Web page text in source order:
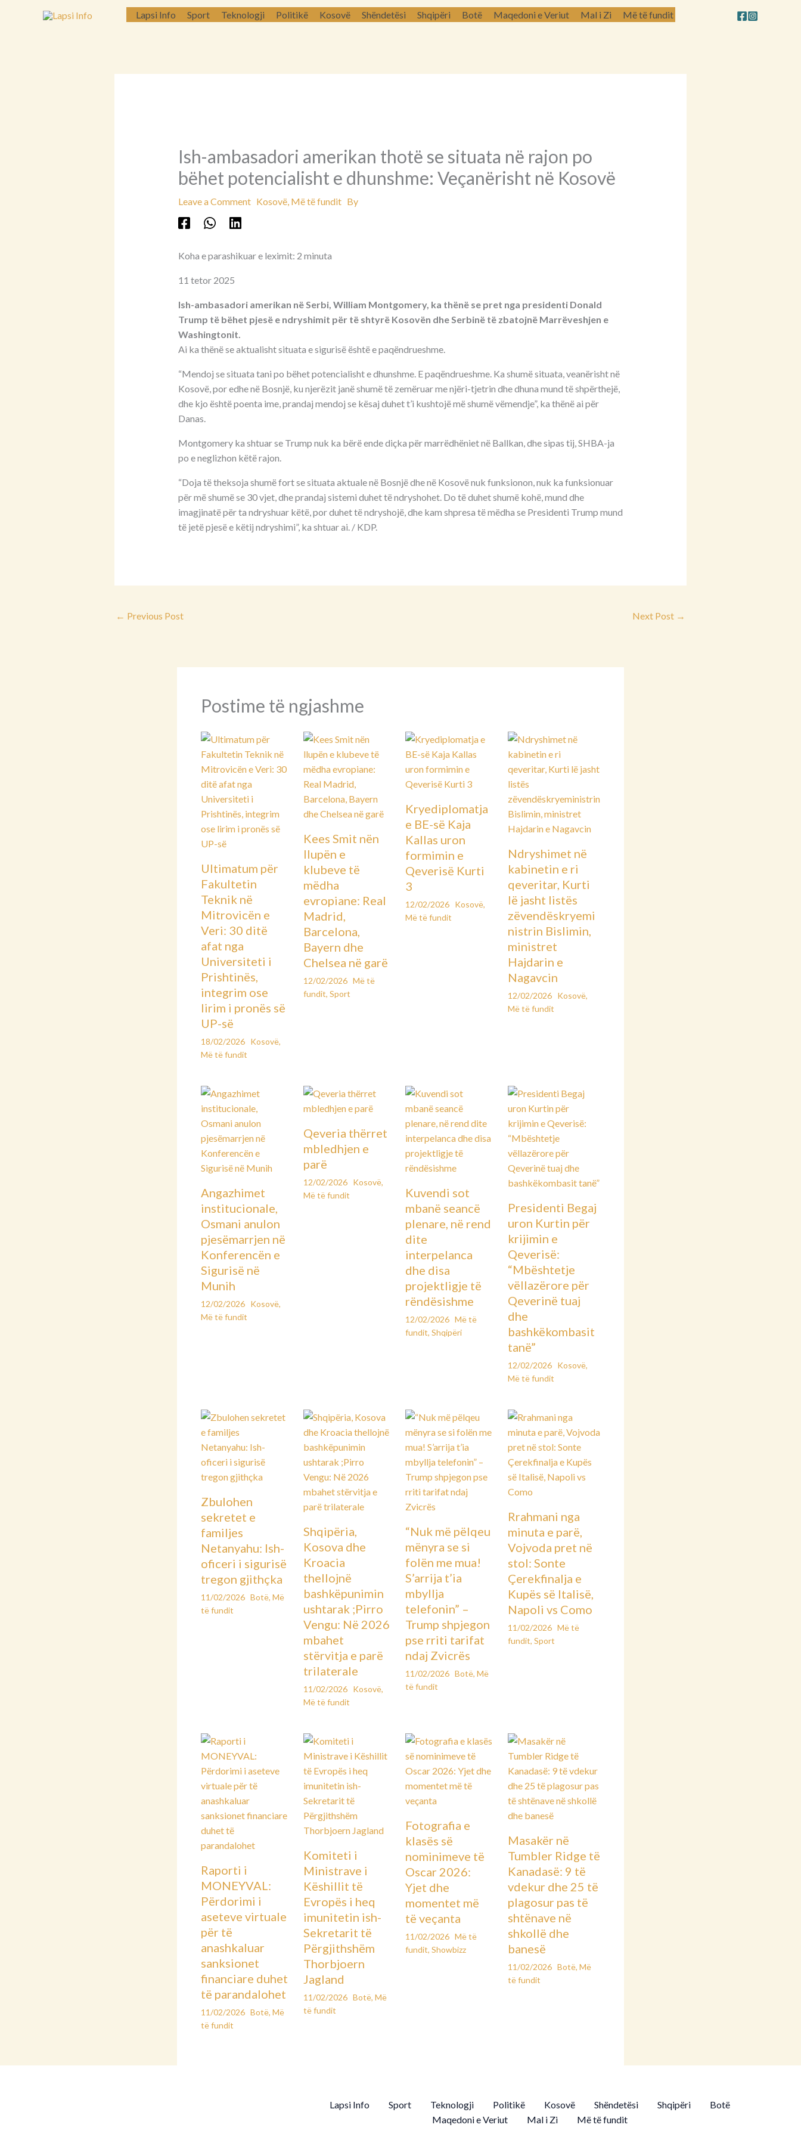
Lapsi Info Sport Teknologji Politikë Kosovë Shëndetësi Shqipëri Botë Maqedoni e Veriut Mal i Zi Më të fundit
Ish-ambasadori amerikan thotë se situata në rajon po
bëhet potencialisht e dhunshme: Veçanërisht në Kosovë
Leave a Comment Kosovë, Më të funditBy
Koha e parashikuar e leximit: 2 minuta
11 tetor 2025
Ish-ambasadori amerikan në Serbi, William Montgomery, ka thënë se pret nga presidenti Donald
Trump të bëhet pjesë e ndryshimit për të shtyrë Kosovën dhe Serbinë të zbatojnë Marrëveshjen e
Washingtonit.
Ai ka thënë se aktualisht situata e sigurisë është e paqëndrueshme.
“Mendoj se situata tani po bëhet potencialisht e dhunshme. E paqëndrueshme. Ka shumë situata, veanërisht në
Kosovë, por edhe në Bosnjë, ku njerëzit janë shumë të zemëruar me njëri-tjetrin dhe dhuna mund të shpërthejë,
dhe kjo është poenta ime, prandaj mendoj se kësaj duhet t’i kushtojë më shumë vëmendje”, ka thënë ai për
Danas.
Montgomery ka shtuar se Trump nuk ka bërë ende diçka për marrëdhëniet në Ballkan, dhe sipas tij, SHBA-ja
po e neglizhon këtë rajon.
“Doja të theksoja shumë fort se situata aktuale në Bosnjë dhe në Kosovë nuk funksionon, nuk ka funksionuar
për më shumë se 30 vjet, dhe prandaj sistemi duhet të ndryshohet. Do të duhet shumë kohë, mund dhe
imagjinatë për ta ndryshuar këtë, por duhet të ndryshojë, dhe kam shpresa të mëdha se Presidenti Trump mund
të jetë pjesë e këtij ndryshimi”, ka shtuar ai. / KDP.
← Previous Post Next Post →
Postime të ngjashme
Ultimatum për
Fakultetin
Teknik në
Mitrovicën e
Veri: 30 ditë
afat nga
Universiteti i
Prishtinës,
integrim ose
lirim i pronës së
UP-së
18/02/2026 Kosovë,
Më të fundit
Kees Smit nën
llupën e
klubeve të
mëdha
evropiane: Real
Madrid,
Barcelona,
Bayern dhe
Chelsea në garë
12/02/2026 Më të
fundit, Sport
Kryediplomatja
e BE-së Kaja
Kallas uron
formimin e
Qeverisë Kurti
3
12/02/2026 Kosovë,
Më të fundit
Ndryshimet në
kabinetin e ri
qeveritar, Kurti
lë jasht listës
zëvendëskryemi
nistrin Bislimin,
ministret
Hajdarin e
Nagavcin
12/02/2026 Kosovë,
Më të fundit
Angazhimet
institucionale,
Osmani anulon
pjesëmarrjen në
Konferencën e
Sigurisë në
Munih
12/02/2026 Kosovë,
Më të fundit
Qeveria thërret
mbledhjen e
parë
12/02/2026 Kosovë,
Më të fundit
Kuvendi sot
mbanë seancë
plenare, në rend
dite
interpelanca
dhe disa
projektligje të
rëndësishme
12/02/2026 Më të
fundit,Shqipëri
Presidenti Begaj
uron Kurtin për
krijimin e
Qeverisë:
“Mbështetje
vëllazërore për
Qeverinë tuaj
dhe
bashkëkombasit
tanë”
12/02/2026 Kosovë,
Më të fundit
Zbulohen
sekretet e
familjes
Netanyahu: Ish-
oficeri i sigurisë
tregon gjithçka
11/02/2026 Botë, Më
të fundit
Shqipëria,
Kosova dhe
Kroacia
thellojnë
bashkëpunimin
ushtarak ;Pirro
Vengu: Në 2026
mbahet
stërvitja e parë
trilaterale
11/02/2026 Kosovë,
Më të fundit
“Nuk më pëlqeu
mënyra se si
folën me mua!
S’arrija t’ia
mbyllja
telefonin” –
Trump shpjegon
pse rriti tarifat
ndaj Zvicrës
11/02/2026 Botë,Më
të fundit
Rrahmani nga
minuta e parë,
Vojvoda pret në
stol: Sonte
Çerekfinalja e
Kupës së Italisë,
Napoli vs Como
11/02/2026 Më të
fundit, Sport
Raporti i
MONEYVAL:
Përdorimi i
aseteve virtuale
për të
anashkaluar
sanksionet
financiare duhet
të parandalohet
11/02/2026 Botë, Më
të fundit
Komiteti i
Ministrave i
Këshillit të
Evropës i heq
imunitetin ish-
Sekretarit të
Përgjithshëm
Thorbjoern
Jagland
11/02/2026 Botë, Më
të fundit
Fotografia e
klasës së
nominimeve të
Oscar 2026:
Yjet dhe
momentet më
të veçanta
11/02/2026 Më të
fundit,Showbizz
Masakër në
Tumbler Ridge të
Kanadasë: 9 të
vdekur dhe 25 të
plagosur pas të
shtënave në
shkollë dhe
banesë
11/02/2026 Botë, Më
të fundit
Lapsi Info Sport Teknologji Politikë Kosovë Shëndetësi Shqipëri
Botë
Maqedoni e Veriut
Mal i Zi Më të fundit